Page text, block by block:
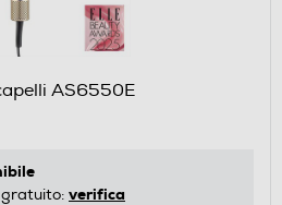
AS6550E
verifica